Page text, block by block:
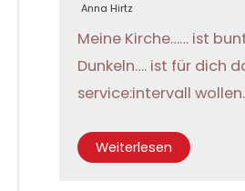
Anna Hirtz
Meine Kirche…… ist
Dunkeln…. ist für dich
service:intervall
Weiterlesen